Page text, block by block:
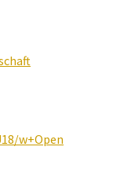
w+Open